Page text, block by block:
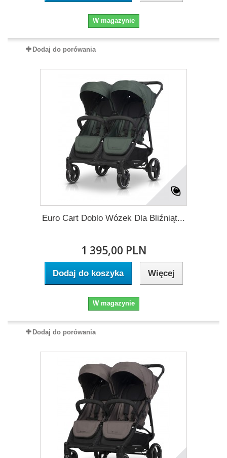
W magazynie
Dodaj do porówania
Euro Cart Doblo Wózek Dla Bliźniąt...
1 395,00 PLN
Dodaj do koszyka Więcej
W magazynie
Dodaj do porówania